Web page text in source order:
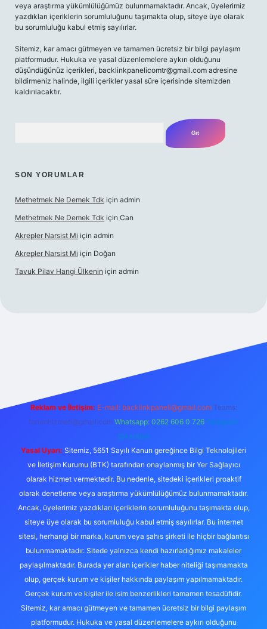
veya araştırma yükümlülüğümüz bulunmamaktadır. Ancak, üyelerimiz
yazdıkları içeriklerin sorumluluğunu taşımakta olup, siteye üye olarak
bu sorumluluğu kabul etmiş sayılırlar.
Sitemiz, kar amacı gütmeyen ve tamamen ücretsiz bir bilgi paylaşım
platformudur. Hukuka ve yasal düzenlemelere aykırı olduğunu
düşündüğünüz içerikleri, backlinkpanelicomtr@gmail.com adresine
bildirmeniz halinde, ilgili içerikler yasal süre içerisinde sitemizden
kaldırılacaktır.
SON YORUMLAR
Methetmek Ne Demek Tdk için admin
Methetmek Ne Demek Tdk için Can
Akrepler Narsist Mi için admin
Akrepler Narsist Mi için Doğan
Tavuk Pilav Hangi Ülkenin için admin
Reklam ve İletişim: E-mail: backlinkpaneli@gmail.com Teams:
forumhizmeti@gmail.com Whatsapp: 0262 606 0 726 Telegram:
@karabul
Yasal Uyarı: Sitemiz, 5651 Sayılı Kanun gereğince Bilgi Teknolojileri
ve İletişim Kurumu (BTK) tarafından onaylanmış bir Yer Sağlayıcı
olarak hizmet vermektedir. Bu nedenle, sitedeki içerikleri proaktif
olarak denetleme veya araştırma yükümlülüğümüz bulunmamaktadır.
Ancak, üyelerimiz yazdıkları içeriklerin sorumluluğunu taşımakta olup,
siteye üye olarak bu sorumluluğu kabul etmiş sayılırlar. Bu internet
sitesi, herhangi bir marka, kurum veya şahıs şirketi ile hiçbir bağlantısı
bulunmamaktadır. Sitede yalnızca kendi hazırladığımız makaleler
paylaşılmaktadır. Burada yer alan içerikler haber niteliği taşımamakta
olup, gerçek kurum ve kişiler hakkında paylaşım yapılmamaktadır.
Gerçek kurum ve kişiler ile isim benzerlikleri tamamen tesadüfidir.
Sitemiz, kar amacı gütmeyen ve tamamen ücretsiz bir bilgi paylaşım
platformudur. Hukuka ve yasal düzenlemelere aykırı olduğunu